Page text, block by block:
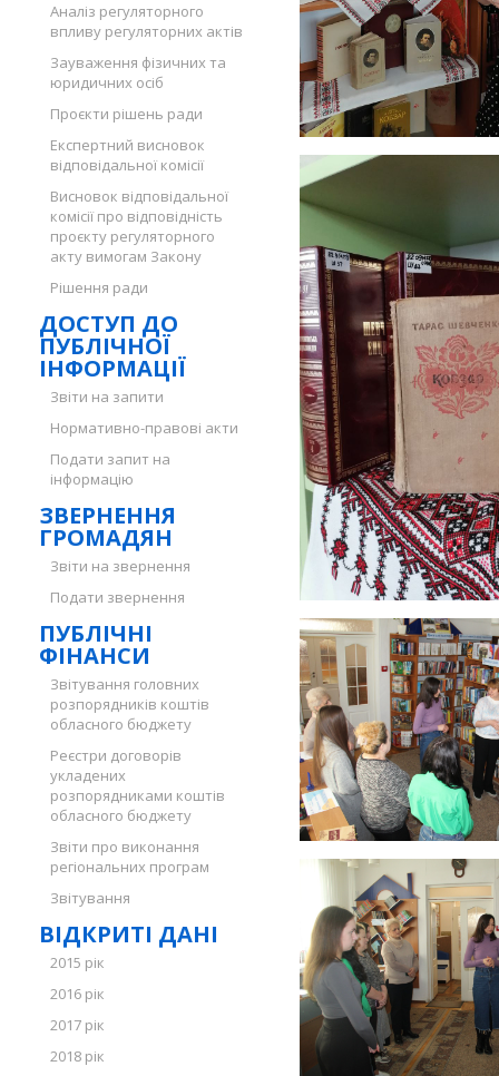
Аналіз регуляторного
впливу регуляторних актів
Зауваження фізичних та
юридичних осіб
Проєкти рішень ради
Експертний висновок
відповідальної комісії
Висновок відповідальної
комісії про відповідність
проєкту регуляторного
акту вимогам Закону
Рішення ради
ДОСТУП ДО
ПУБЛІЧНОЇ
ІНФОРМАЦІЇ
Звіти на запити
Нормативно-правові акти
Подати запит на
інформацію
ЗВЕРНЕННЯ
ГРОМАДЯН
Звіти на звернення
Подати звернення
ПУБЛІЧНІ
ФІНАНСИ
Звітування головних
розпорядників коштів
обласного бюджету
Реєстри договорів
укладених
розпорядниками коштів
обласного бюджету
Звіти про виконання
регіональних програм
Звітування
ВІДКРИТІ ДАНІ
2015 рік
2016 рік
2017 рік
2018 рік